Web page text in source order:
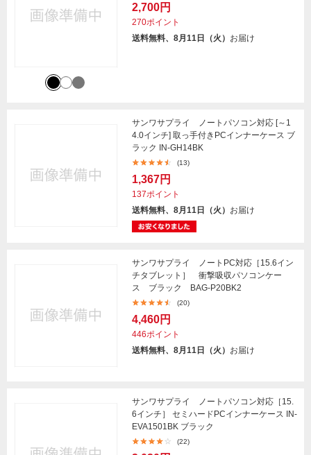
2,700円
270ポイント
送料無料、8月11日（火） お届け
サンワサプライ ノートパソコン対応 [～1
4.0インチ] 取っ手付きPCインナーケース ブ
ラック IN-GH14BK
(13)
1,367円
137ポイント
送料無料、8月11日（火） お届け
サンワサプライ ノートPC対応［15.6イン
チタブレット］ 衝撃吸収パソコンケー
ス ブラック BAG-P20BK2
(20)
4,460円
446ポイント
送料無料、8月11日（火） お届け
サンワサプライ ノートパソコン対応［15.
6インチ］ セミハードPCインナーケース IN-
EVA1501BK ブラック
(22)